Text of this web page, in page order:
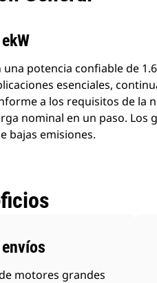
potencia confiable de
esenciales,
a los requisitos de la
nominal en un paso. Los
bajas emisiones.
motores grandes